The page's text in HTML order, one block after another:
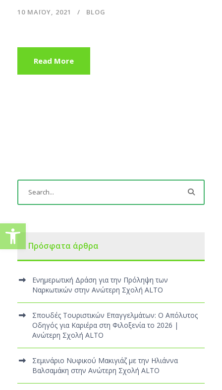
10 ΜΑΪ́ΟΥ, 2021 BLOG
Read More
Πρόσφατα άρθρα
Ενημερωτική Δράση για την Πρόληψη των
Ναρκωτικών στην Ανώτερη Σχολή ALTO
Σπουδές Τουριστικών Επαγγελμάτων: Ο Απόλυτος
Οδηγός για Καριέρα στη Φιλοξενία το 2026 |
Ανώτερη Σχολή ALTO
Σεμινάριο Νυφικού Μακιγιάζ με την Ηλιάννα
Βαλσαμάκη στην Ανώτερη Σχολή ALTO
Ανοίξτε τη γραμμή